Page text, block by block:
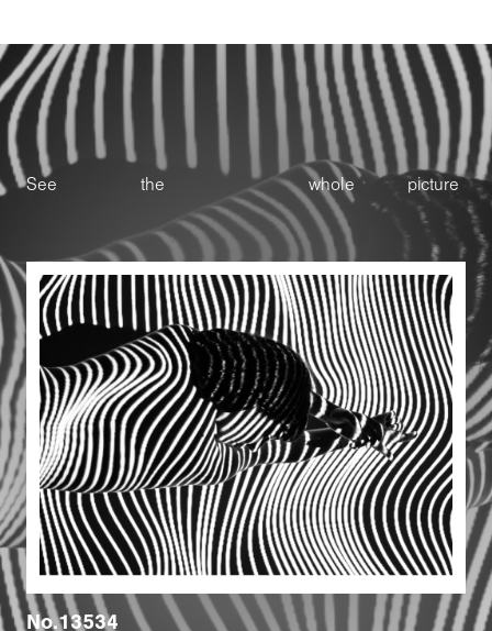
See the
No.13534
whole picture